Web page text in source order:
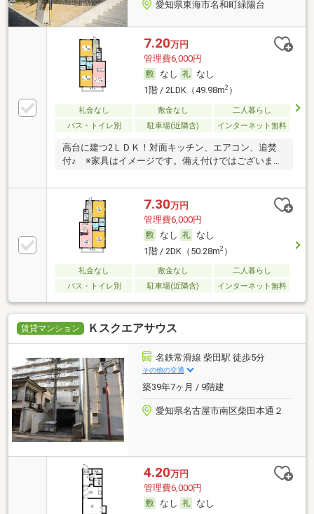
愛知県東海市名和町緑陽台
7.20万円
管理費6,000円
なし
なし
1階 / 2LDK（49.98m2）
礼金なし 敷金なし
二人暮らし
バス・トイレ別
駐車場(近隣含) インターネット無料
高台に建つ2ＬＤＫ！対面キッチン、エアコン、追焚
付♪ ※家具はイメージです。備え付けではございませ
7.30万円
管理費6,000円
なし
なし
1階 / 2DK（50.28m2）
礼金なし 敷金なし
二人暮らし
バス・トイレ別
駐車場(近隣含) インターネット無料
賃貸マンション Ｋスクエアサウス
名鉄常滑線 柴田駅 徒歩5分
その他の交通
築39年7ヶ月 / 9階建
愛知県名古屋市南区柴田本通２
4.20万円
管理費6,000円
なし
なし